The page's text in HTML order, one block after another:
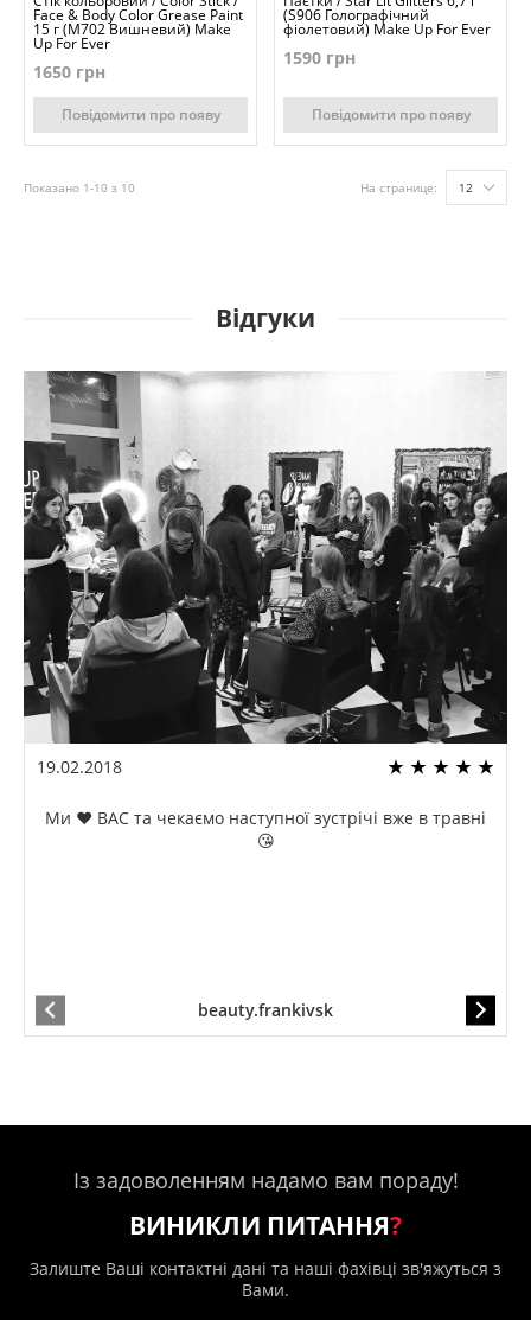
Face & Body Color Grease Paint
15 г (M702 Вишневий) Make
Up For Ever
1650 грн
Повідомити про появу
(S906 Голографічний
фіолетовий) Make Up For Ever
1590 грн
Повідомити про появу
Показано 1-10 з 10 На странице: 12
Відгуки
19.02.2018
Ми ❤️ ВАС та чекаємо наступної зустрічі вже в травні
😘
beauty.frankivsk
Із задоволенням надамо вам пораду!
ВИНИКЛИ ПИТАННЯ?
Залиште Ваші контактні дані та наші фахівці зв'яжуться з
Вами.